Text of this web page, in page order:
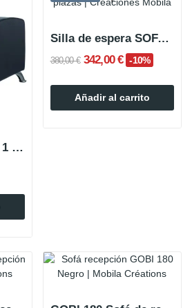
Sofá de espera de 1 plaza BOB
Silla de espera SOFA de 2 plazas
380,00 € 342,00 € -10%
Añadir al carrito